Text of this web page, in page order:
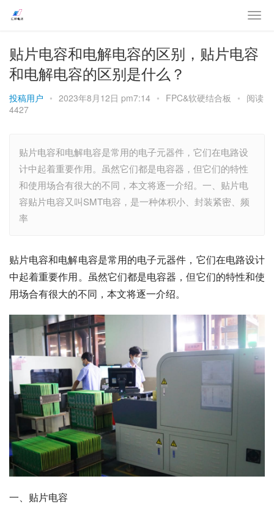
贴片电容和电解电容的区别，贴片电容
和电解电容的区别是什么？
投稿用户 • 2023年8月12日 pm7:14 • FPC&软硬结合板 • 阅读
4427
贴片电容和电解电容是常用的电子元器件，它们在电路设
计中起着重要作用。虽然它们都是电容器，但它们的特性
和使用场合有很大的不同，本文将逐一介绍。一、贴片电
容贴片电容又叫SMT电容，是一种体积小、封装紧密、频
率
贴片电容和电解电容是常用的电子元器件，它们在电路设计
中起着重要作用。虽然它们都是电容器，但它们的特性和使
用场合有很大的不同，本文将逐一介绍。
一、贴片电容